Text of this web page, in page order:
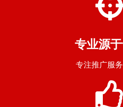
专业源
专注推广服